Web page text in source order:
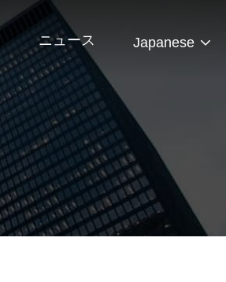
ニュース Japanese